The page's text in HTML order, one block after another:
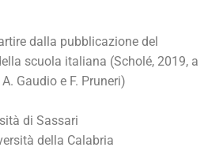
dalla pubblicazione del
scuola italiana (Scholé, 2019, a
Gaudio e F. Pruneri)
di Sassari
della Calabria